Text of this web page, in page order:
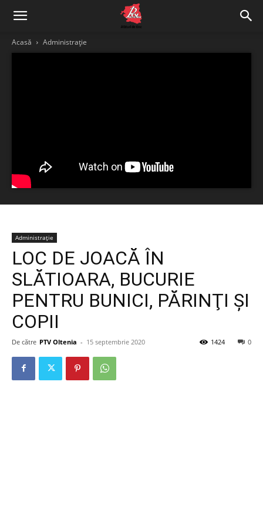
Acasă Administrație
Administrație
LOC DE JOACĂ ÎN
SLĂTIOARA, BUCURIE
PENTRU BUNICI, PĂRINŢI ŞI
COPII
De către PTV Oltenia - 15 septembrie 2020 0
1424